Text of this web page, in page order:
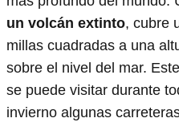
un volcán extinto, cubre
millas cuadradas a una
sobre el nivel del mar.
se puede visitar durante
invierno algunas